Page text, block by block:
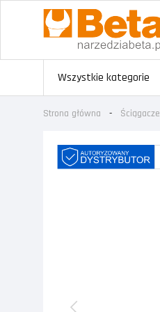
Wszystkie kategorie
Strona główna Ściągacze